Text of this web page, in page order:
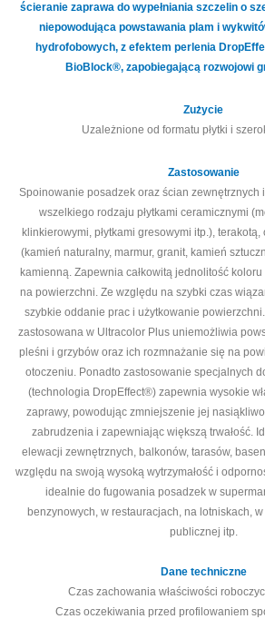
ścieranie zaprawa do wypełniania szczelin o
niepowodująca powstawania plam i
hydrofobowych, z efektem perlenia
BioBlock®, zapobiegającą rozwojowi
Zużycie
Uzależnione od formatu płytki i
Zastosowanie
Spoinowanie posadzek oraz ścian zewnętrznych
wszelkiego rodzaju płytkami ceramicznymi
klinkierowymi, płytkami gresowymi itp.),
(kamień naturalny, marmur, granit, kamień
kamienną. Zapewnia całkowitą jednolitość
na powierzchni. Ze względu na szybki czas
szybkie oddanie prac i użytkowanie
zastosowana w Ultracolor Plus uniemożliwia
pleśni i grzybów oraz ich rozmnażanie się na
otoczeniu. Ponadto zastosowanie specjalnych
(technologia DropEffect®) zapewnia wysokie
zaprawy, powodując zmniejszenie jej
zabrudzenia i zapewniając większą trwałość.
elewacji zewnętrznych, balkonów, tarasów,
względu na swoją wysoką wytrzymałość i
idealnie do fugowania posadzek w
benzynowych, w restauracjach, na lotniskach,
publicznej itp.
Dane techniczne
Czas zachowania właściwości
Czas oczekiwania przed profilowaniem